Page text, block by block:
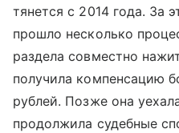
тянется с 2014 года. За
прошло несколько
раздела совместно
получила компенсацию
рублей. Позже она
продолжила судебные